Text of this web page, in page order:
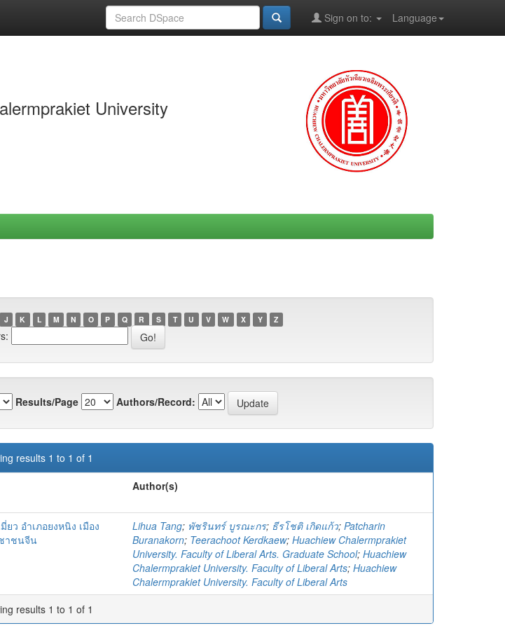
Language
Sign on to:
University
J K L M N O P Q R S T U V W X Y Z
Results/Page Authors/Record:
results 1 to 1 of 1
Author(s)
ว อําเภอยงหนิง เมือง
าชนจีน
Lihua Tang; พัชรินทร์ บูรณะกร; ธีรโชติ เกิดแก้ว; Patcharin
Buranakorn; Teerachoot Kerdkaew; Huachiew Chalermprakiet
University. Faculty of Liberal Arts. Graduate School; Huachiew
Chalermprakiet University. Faculty of Liberal Arts; Huachiew
Chalermprakiet University. Faculty of Liberal Arts
results 1 to 1 of 1